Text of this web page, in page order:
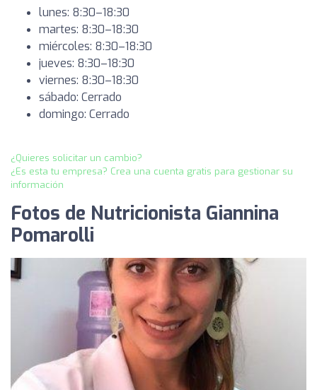
lunes: 8:30–18:30
martes: 8:30–18:30
miércoles: 8:30–18:30
jueves: 8:30–18:30
viernes: 8:30–18:30
sábado: Cerrado
domingo: Cerrado
¿Quieres solicitar un cambio?
¿Es esta tu empresa? Crea una cuenta gratis para gestionar su
información
Fotos de Nutricionista Giannina
Pomarolli